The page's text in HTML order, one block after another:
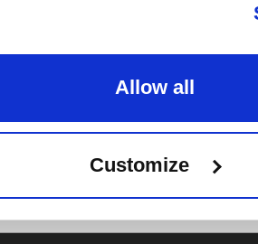
Allow all
Customize